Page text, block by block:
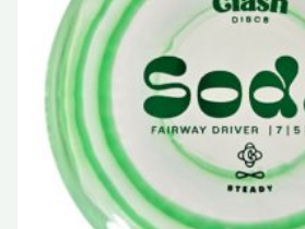
meerdere
variaties.
Deze
optie
kan
gekozen
worden